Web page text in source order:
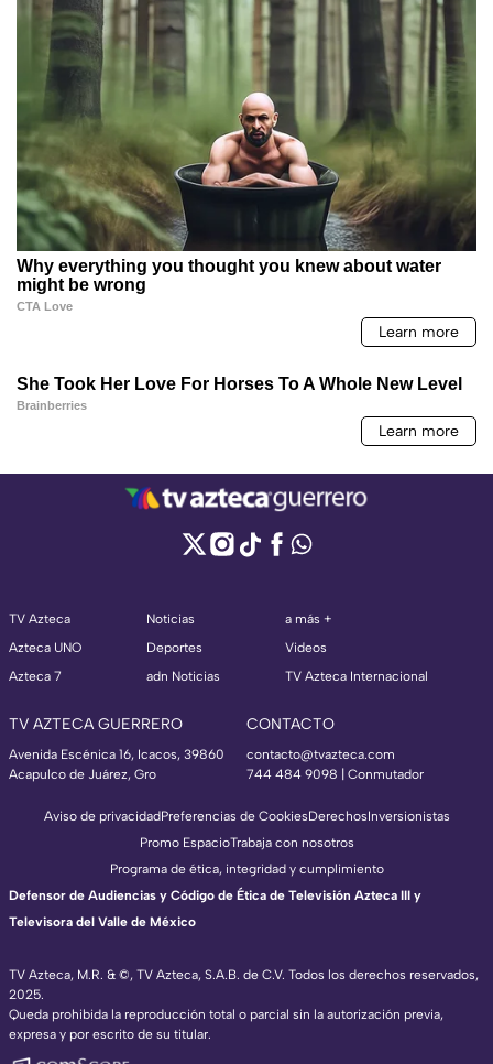
TV Azteca
Azteca UNO
Azteca 7
Noticias
Deportes
adn Noticias
a más +
Videos
TV Azteca Internacional
TV AZTECA GUERRERO
Avenida Escénica 16, Icacos, 39860
Acapulco de Juárez, Gro
CONTACTO
contacto@tvazteca.com
744 484 9098 | Conmutador
TV Azteca, M.R. & ©, TV Azteca, S.A.B. de C.V. Todos los derechos reservados,
2025.
Queda prohibida la reproducción total o parcial sin la autorización previa,
expresa y por escrito de su titular.
Aviso de privacidadPreferencias de CookiesDerechosInversionistas
Promo EspacioTrabaja con nosotros
Programa de ética, integridad y cumplimiento
Defensor de Audiencias y Código de Ética de Televisión Azteca III y
Televisora del Valle de México